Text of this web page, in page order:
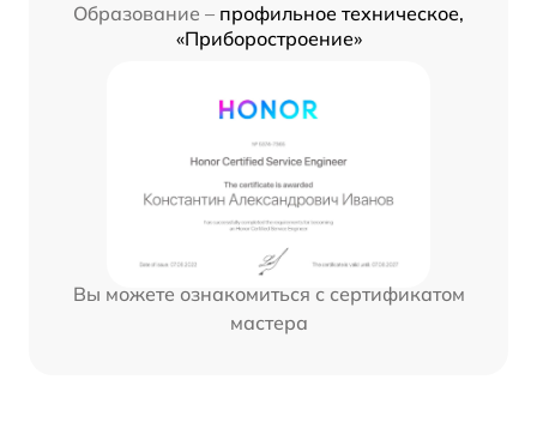
Образование – профильное техническое,
«Приборостроение»
Вы можете ознакомиться с сертификатом
мастера